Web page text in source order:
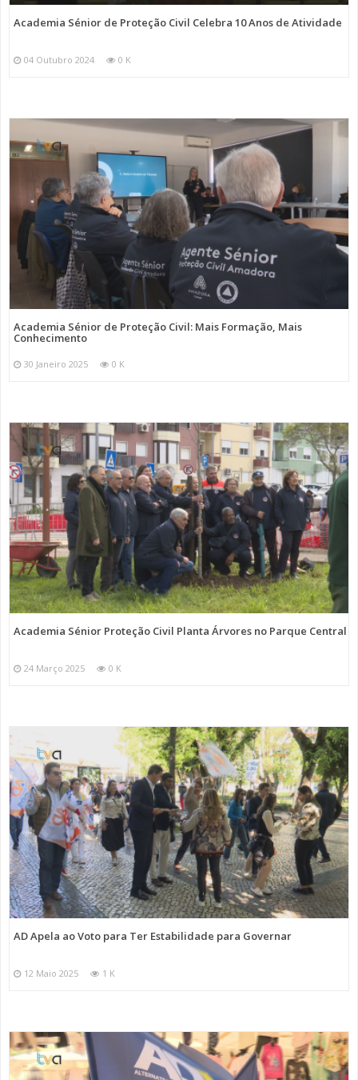
Academia Sénior de Proteção Civil Celebra 10 Anos de Atividade
04 Outubro 2024 0 K
Academia Sénior de Proteção Civil: Mais Formação, Mais
Conhecimento
30 Janeiro 2025 0 K
Academia Sénior Proteção Civil Planta Árvores no Parque Central
24 Março 2025 0 K
AD Apela ao Voto para Ter Estabilidade para Governar
12 Maio 2025 1 K